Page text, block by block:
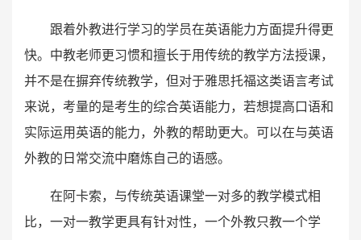
跟着外教进行学习的学员在英语能力方面提升得更
快。中教老师更习惯和擅长于用传统的教学方法授课，
并不是在摒弃传统教学，但对于雅思托福这类语言考试
来说，考量的是考生的综合英语能力，若想提高口语和
实际运用英语的能力，外教的帮助更大。可以在与英语
外教的日常交流中磨炼自己的语感。
在阿卡索，与传统英语课堂一对多的教学模式相
比，一对一教学更具有针对性，一个外教只教一个学